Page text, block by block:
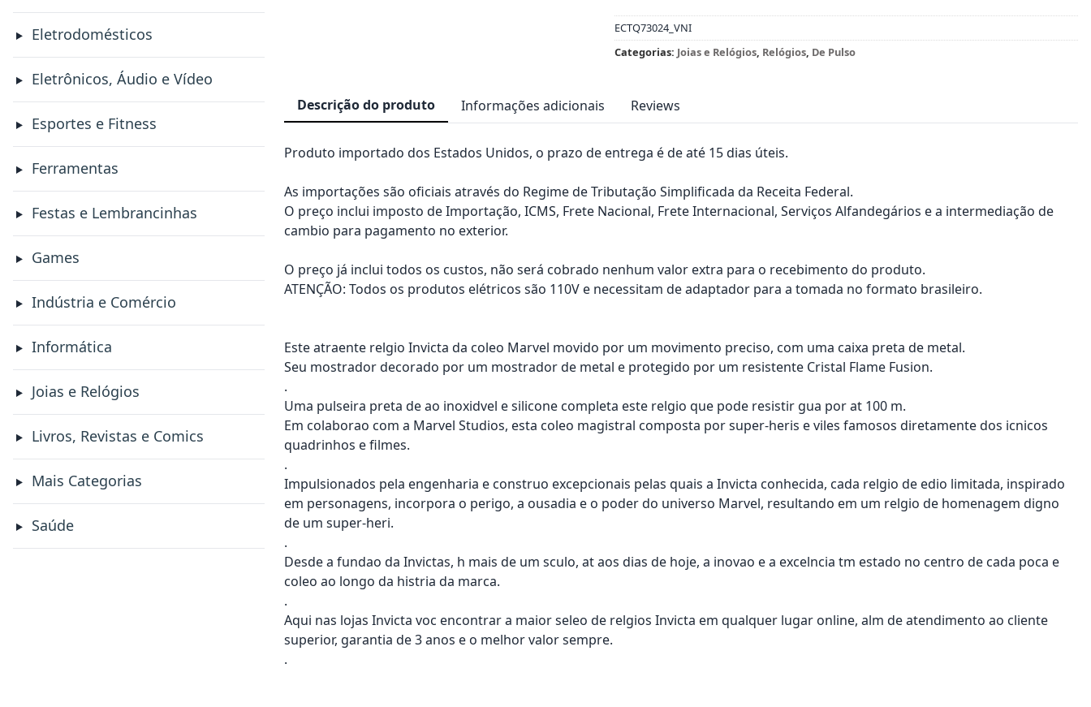
Eletrodomésticos
Eletrônicos, Áudio e Vídeo
Esportes e Fitness
Ferramentas
Festas e Lembrancinhas
Games
Indústria e Comércio
Informática
Joias e Relógios
Livros, Revistas e Comics
Mais Categorias
Saúde
ECTQ73024_VNI
Categorias: Joias e Relógios, Relógios, De Pulso
Descrição do produto Informações adicionais Reviews
Produto importado dos Estados Unidos, o prazo de entrega é de até 15 dias úteis.
As importações são oficiais através do Regime de Tributação Simplificada da Receita Federal.
O preço inclui imposto de Importação, ICMS, Frete Nacional, Frete Internacional, Serviços Alfandegários e a intermediação de
cambio para pagamento no exterior.
O preço já inclui todos os custos, não será cobrado nenhum valor extra para o recebimento do produto.
ATENÇÃO: Todos os produtos elétricos são 110V e necessitam de adaptador para a tomada no formato brasileiro.
Este atraente relgio Invicta da coleo Marvel movido por um movimento preciso, com uma caixa preta de metal.
Seu mostrador decorado por um mostrador de metal e protegido por um resistente Cristal Flame Fusion.
.
Uma pulseira preta de ao inoxidvel e silicone completa este relgio que pode resistir gua por at 100 m.
Em colaborao com a Marvel Studios, esta coleo magistral composta por super-heris e viles famosos diretamente dos icnicos
quadrinhos e filmes.
.
Impulsionados pela engenharia e construo excepcionais pelas quais a Invicta conhecida, cada relgio de edio limitada, inspirado
em personagens, incorpora o perigo, a ousadia e o poder do universo Marvel, resultando em um relgio de homenagem digno
de um super-heri.
.
Desde a fundao da Invictas, h mais de um sculo, at aos dias de hoje, a inovao e a excelncia tm estado no centro de cada poca e
coleo ao longo da histria da marca.
.
Aqui nas lojas Invicta voc encontrar a maior seleo de relgios Invicta em qualquer lugar online, alm de atendimento ao cliente
superior, garantia de 3 anos e o melhor valor sempre.
.